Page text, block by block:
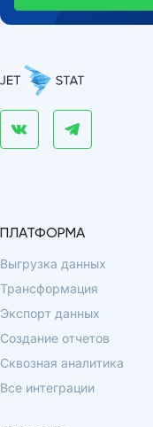
ПЛАТФОРМА
Выгрузка данных
Трансформация
Экспорт данных
Создание отчетов
Сквозная аналитика
Все интеграции